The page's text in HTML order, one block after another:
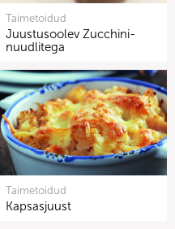
Taimetoidud
Juustusoolev Zucchini-
nuudlitega
Taimetoidud
Kapsasjuust